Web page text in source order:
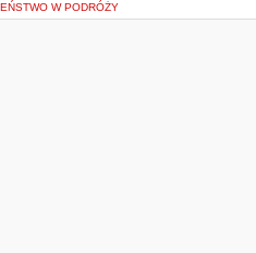
W PODRÓŻY